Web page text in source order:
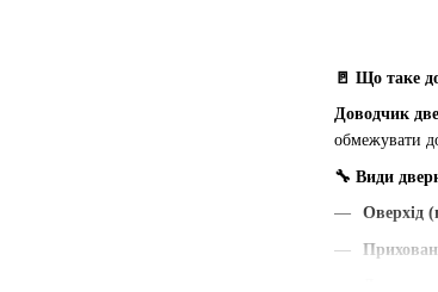
🚪 Що таке
Доводчик
обмежувати
🔧 Види
Оверхід